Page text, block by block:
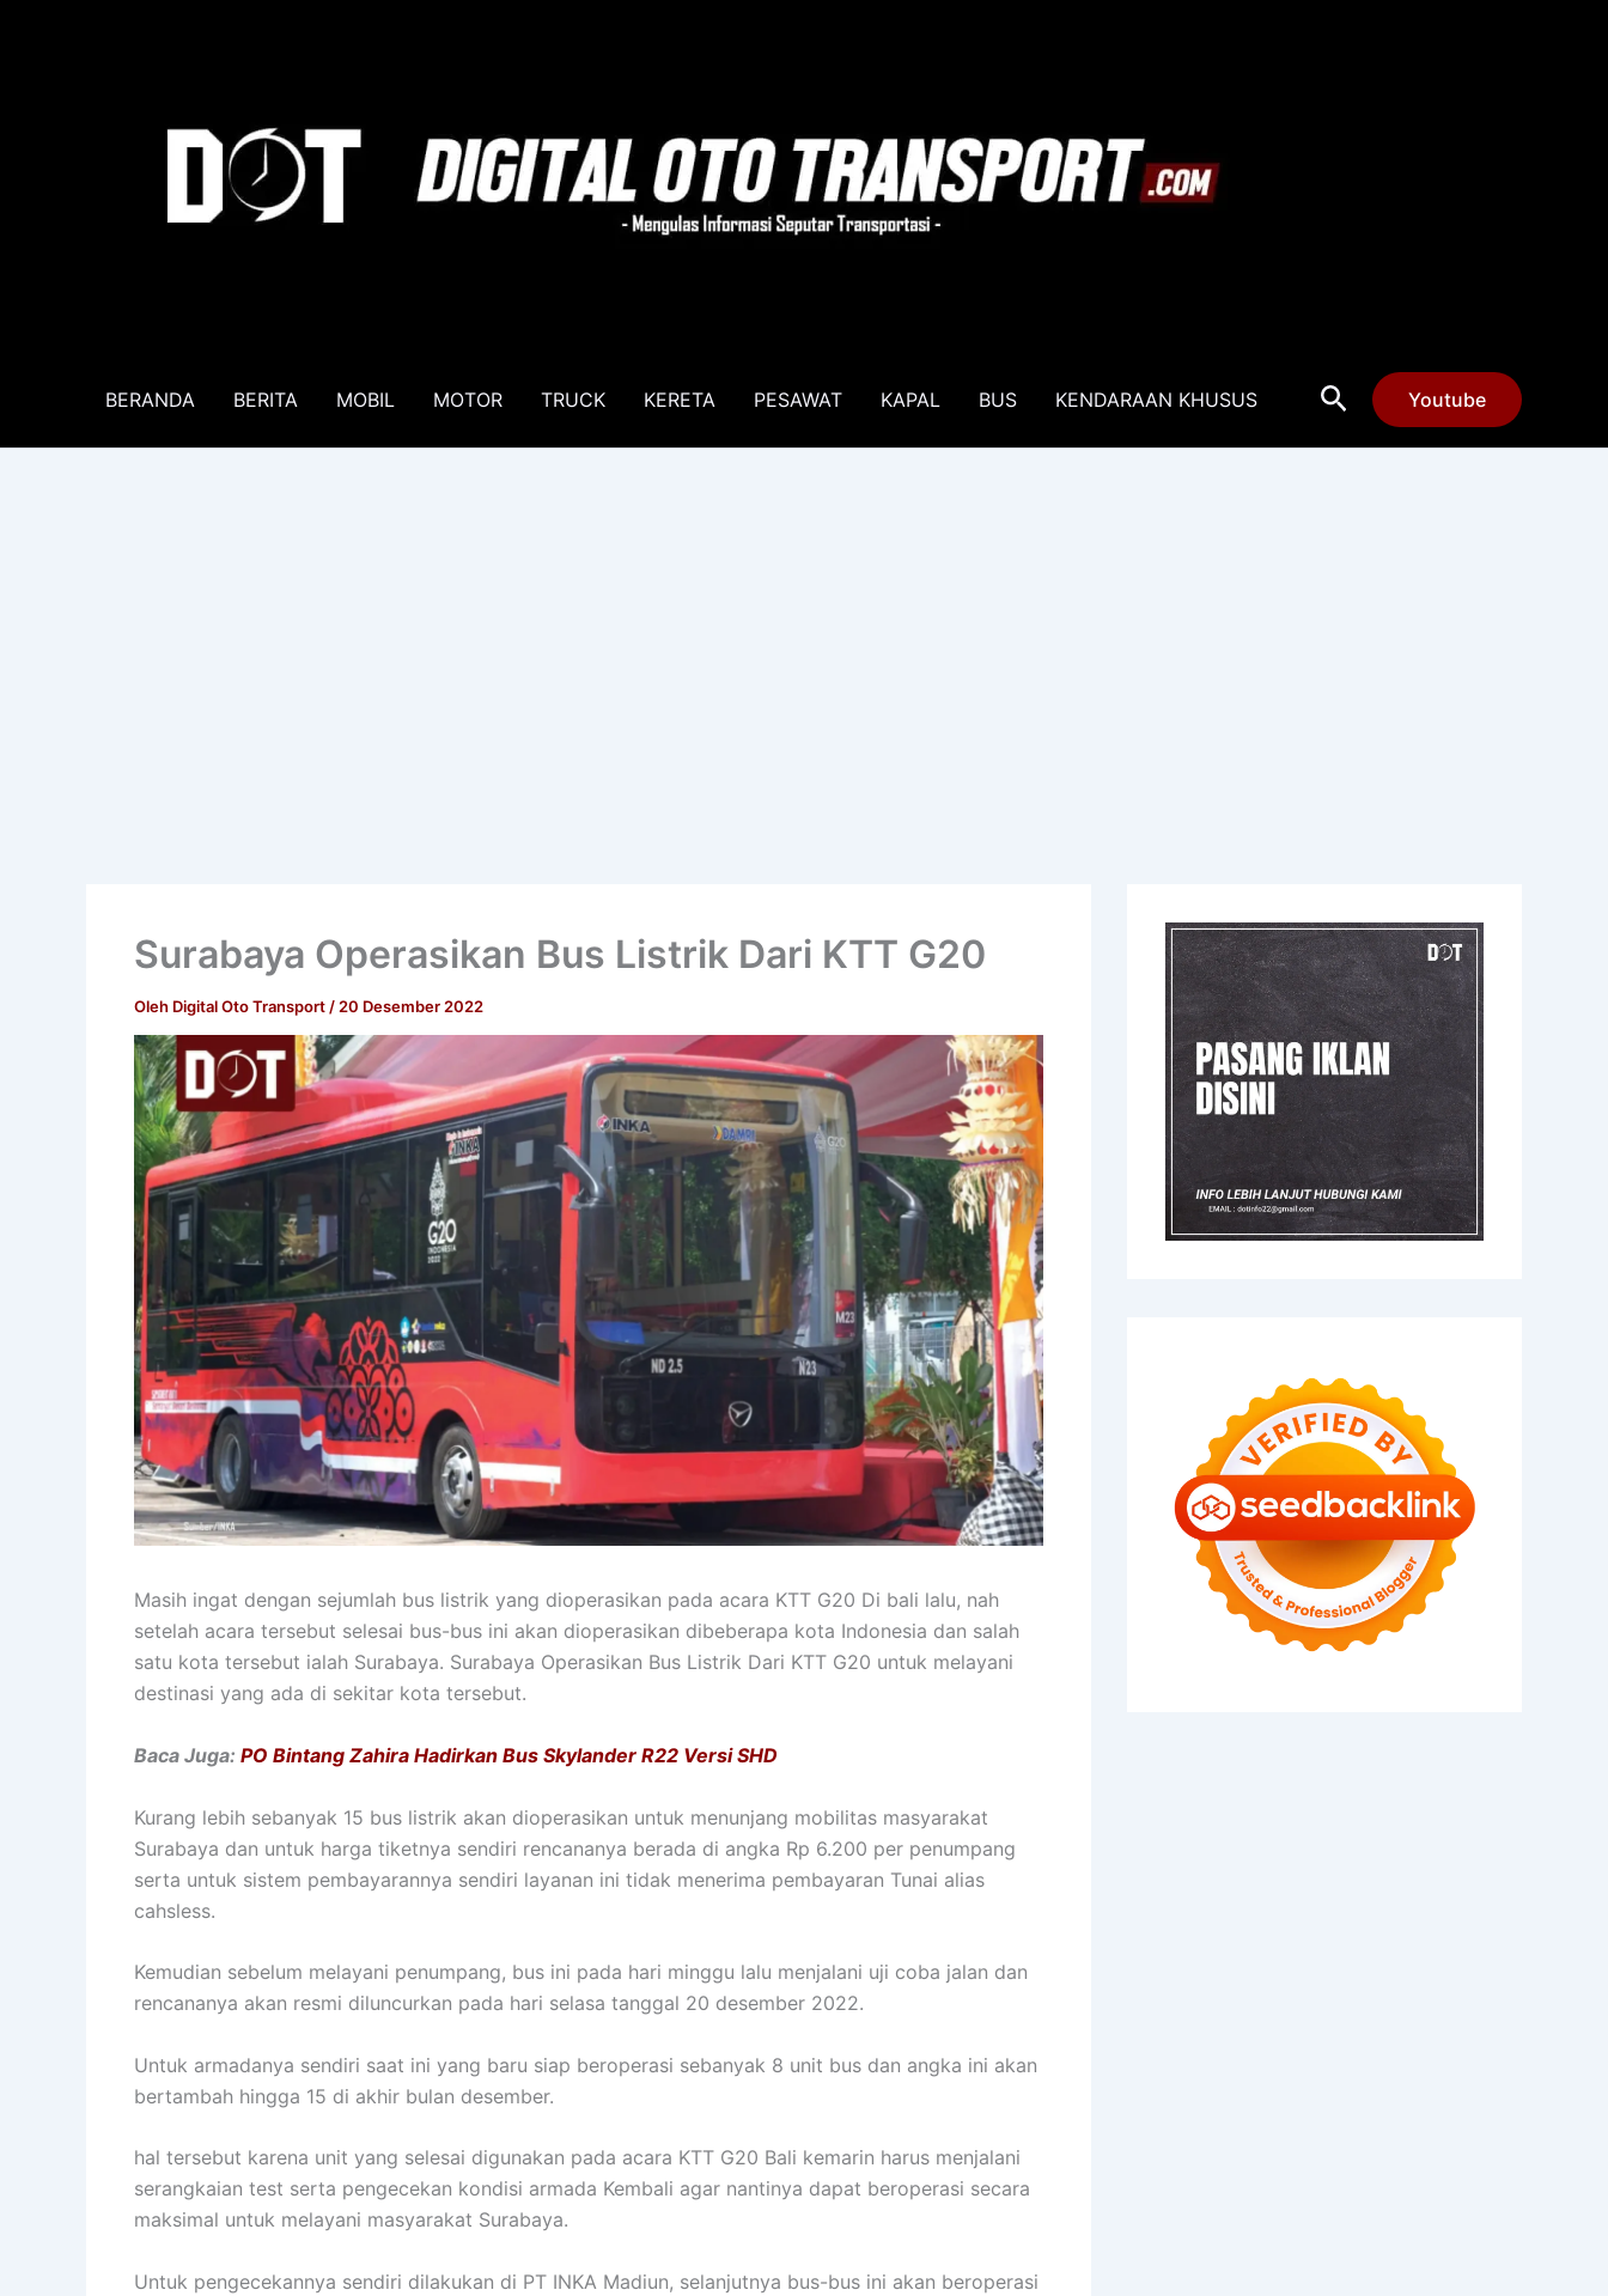
BERANDA BERITA MOBIL MOTOR TRUCK KERETA PESAWAT KAPAL BUS KENDARAAN KHUSUS Cari Youtube
Surabaya Operasikan Bus Listrik Dari KTT G20
Oleh Digital Oto Transport / 20 Desember 2022
Masih ingat dengan sejumlah bus listrik yang dioperasikan pada acara KTT G20 Di bali lalu, nah
setelah acara tersebut selesai bus-bus ini akan dioperasikan dibeberapa kota Indonesia dan salah
satu kota tersebut ialah Surabaya. Surabaya Operasikan Bus Listrik Dari KTT G20 untuk melayani
destinasi yang ada di sekitar kota tersebut.
Baca Juga: PO Bintang Zahira Hadirkan Bus Skylander R22 Versi SHD
Kurang lebih sebanyak 15 bus listrik akan dioperasikan untuk menunjang mobilitas masyarakat
Surabaya dan untuk harga tiketnya sendiri rencananya berada di angka Rp 6.200 per penumpang
serta untuk sistem pembayarannya sendiri layanan ini tidak menerima pembayaran Tunai alias
cahsless.
Kemudian sebelum melayani penumpang, bus ini pada hari minggu lalu menjalani uji coba jalan dan
rencananya akan resmi diluncurkan pada hari selasa tanggal 20 desember 2022.
Untuk armadanya sendiri saat ini yang baru siap beroperasi sebanyak 8 unit bus dan angka ini akan
bertambah hingga 15 di akhir bulan desember.
hal tersebut karena unit yang selesai digunakan pada acara KTT G20 Bali kemarin harus menjalani
serangkaian test serta pengecekan kondisi armada Kembali agar nantinya dapat beroperasi secara
maksimal untuk melayani masyarakat Surabaya.
Untuk pengecekannya sendiri dilakukan di PT INKA Madiun, selanjutnya bus-bus ini akan beroperasi